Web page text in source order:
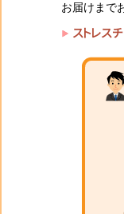
お届けまで
ストレス